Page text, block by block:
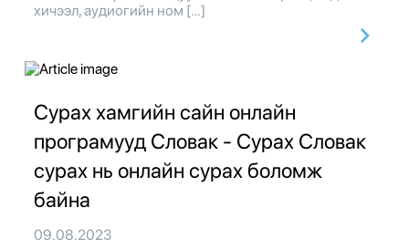
хичээл, аудиогийн ном […]
Сурах хамгийн сайн онлайн
програмууд Словак - Сурах Словак
сурах нь онлайн сурах боломж
байна
09.08.2023